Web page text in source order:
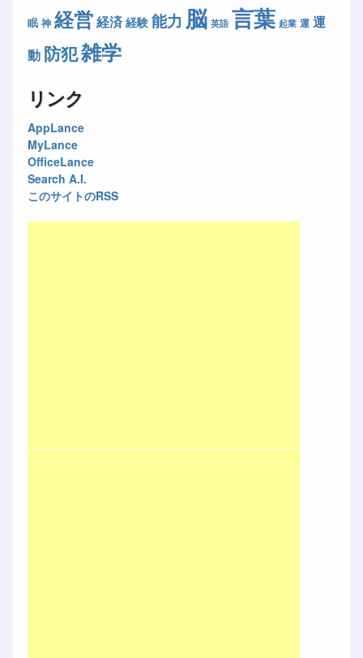
眠 神 経営経済 経験 能力 脳 英語 言葉 起業 運 運
動 防犯雑学
リンク
AppLance
MyLance
OfficeLance
Search A.I.
このサイトのRSS